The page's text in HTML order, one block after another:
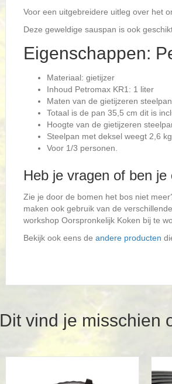
Voor een uitgebreidere uitleg over het
Deze geweldige sauspan is ook
Eigenschappen:
Materiaal: gietijzer
Inhoud Petromax KR1: 1 liter
Maten van de gietijzeren
Totaal is de pan 35,5 cm dit is
Hoogte van de gietijzeren
Steelpan met deksel weegt 2,6 kg
Voor 1/3 personen.
Heb je vragen of ben
Zie je door de bomen het bos niet
maken ook gebruik van de
workshop Oorspronkelijk Koken bij te
Bekijk ook eens de andere producten
Dit vind je misschien